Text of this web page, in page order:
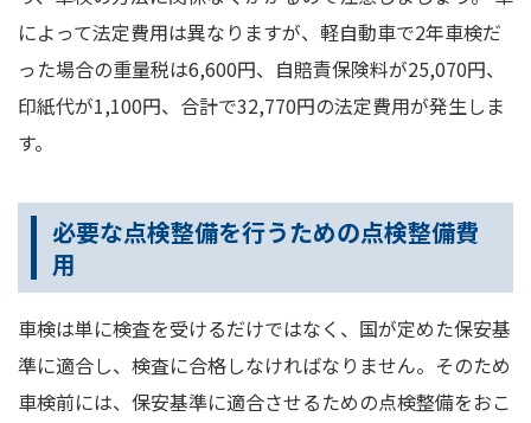
によって法定費用は異なりますが、軽自動車で2年車検だ
った場合の重量税は6,600円、自賠責保険料が25,070円、
印紙代が1,100円、合計で32,770円の法定費用が発生しま
す。
必要な点検整備を行うための点検整備費
用
車検は単に検査を受けるだけではなく、国が定めた保安基
準に適合し、検査に合格しなければなりません。そのため
車検前には、保安基準に適合させるための点検整備をおこ